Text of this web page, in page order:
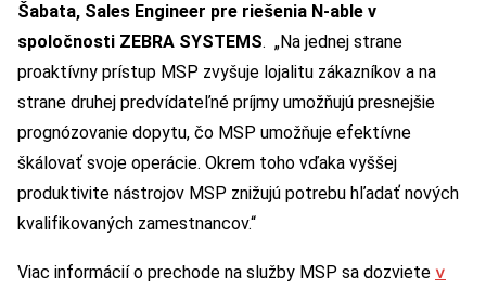
Šabata, Sales Engineer pre riešenia N-able v
spoločnosti ZEBRA SYSTEMS. „Na jednej strane
proaktívny prístup MSP zvyšuje lojalitu zákazníkov a na
strane druhej predvídateľné príjmy umožňujú presnejšie
prognózovanie dopytu, čo MSP umožňuje efektívne
škálovať svoje operácie. Okrem toho vďaka vyššej
produktivite nástrojov MSP znižujú potrebu hľadať nových
kvalifikovaných zamestnancov.“
Viac informácií o prechode na služby MSP sa dozviete v